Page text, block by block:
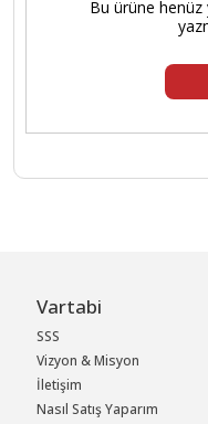
Bu ürüne henüz
Vartabi
SSS
Vizyon & Misyon
İletişim
Nasıl Satış Yaparım